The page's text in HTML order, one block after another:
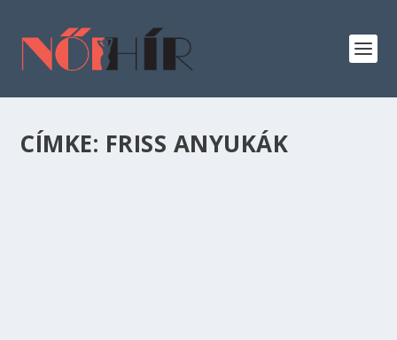
CÍMKE: FRISS ANYUKÁK